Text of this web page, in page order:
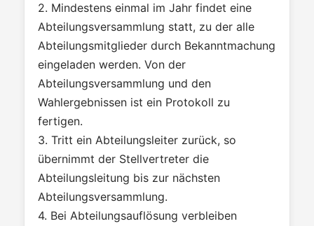
2. Mindestens einmal im Jahr findet eine
Abteilungsversammlung statt, zu der alle
Abteilungsmitglieder durch Bekanntmachung
eingeladen werden. Von der
Abteilungsversammlung und den
Wahlergebnissen ist ein Protokoll zu
fertigen.
3. Tritt ein Abteilungsleiter zurück, so
übernimmt der Stellvertreter die
Abteilungsleitung bis zur nächsten
Abteilungsversammlung.
4. Bei Abteilungsauflösung verbleiben